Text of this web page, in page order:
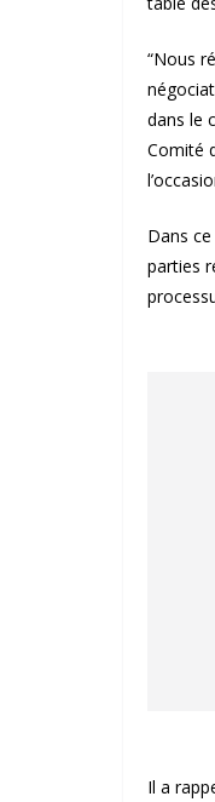
“Nous
dans le
Comité
Dans
parties
Il a